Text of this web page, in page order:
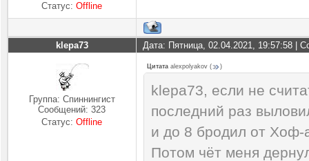
Статус:Offline
klepa73 Дата: Пятница, 02.04.2021, 19:57:58 |
Группа: Спиннингист
Сообщений:323
Статус:Offline
Цитата alexpolyakov ( )
klepa73, если не
последний раз
и до 8 бродил от Хоф-
Потом чёт меня